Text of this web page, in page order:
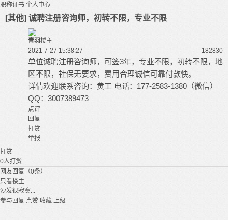
职称证书 个人中心
[其他] 诚聘注册咨询师，初转不限，专业不限
青羽楼主
2021-7-27 15:38:27
182830
单位诚聘注册咨询师，可签3年，专业不限，初转不限，地
区不限，社保无要求，费用合理诚信可靠付款快。
详情欢迎联系咨询：黄工 电话：177-2583-1380（微信）
QQ：3007389473
点评
回复
打赏
举报
打赏
0人打赏
网友回复（0条）
只看楼主
沙发很寂寞...
参与回复 点赞 收藏 上级